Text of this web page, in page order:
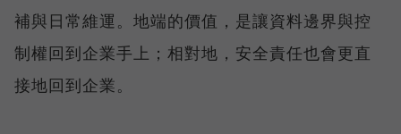
補與日常維運。地端的價值，是讓資料邊界與控
制權回到企業手上；相對地，安全責任也會更直
接地回到企業。